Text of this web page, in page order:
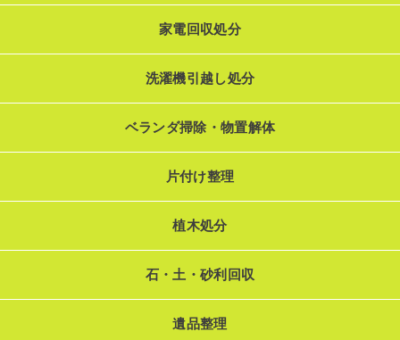
家電回収処分
洗濯機引越し処分
ベランダ掃除・物置解体
片付け整理
植木処分
石・土・砂利回収
遺品整理